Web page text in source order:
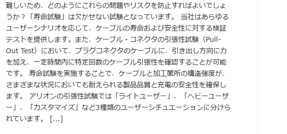
難しいため、どのようにこれらの問題やリスクを防止すればよいでしょ
うか？「寿命試験」は欠かせない試験となっています。 当社はあらゆる
ユーザーシナリオを応じて、ケーブルの寿命および安全性に対する検証
テストを提供します。また、ケーブル・コネクタの引張性試験（Pull-
Out Test）において、プラグコネクタのケーブルに、引き出し方向に力
を加え、一定時間内に特定回数のケーブル引張性を確認することが可能
です。 寿命試験を実施することで、ケーブルと加工箇所の構造強度が、
さまざまな状況においても耐えられる製品品質と充電の安全性を確保し
ます。 アリオンの引張性試験では「ライトユーザー」、「ヘビーユーザ
ー」、「カスタマイズ」など3種類のユーザーシチュエーションに分けら
れています。 [...]